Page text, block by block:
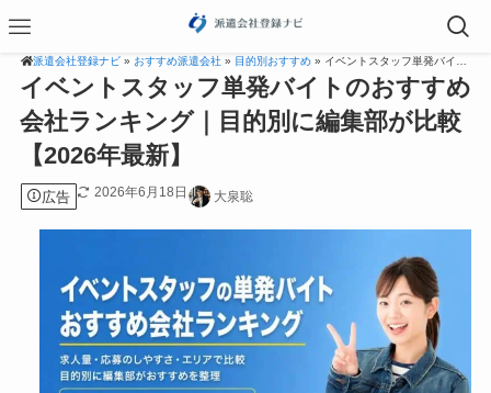
派遣会社登録ナビ » おすすめ派遣会社 » 目的別おすすめ » イベントスタッフ単発バイトのおすすめ会社ランキング｜目的別に編集部が比較【2026年最新】
イベントスタッフ単発バイトのおすすめ
会社ランキング｜目的別に編集部が比較
【2026年最新】
広告 2026年6月18日 大泉聡